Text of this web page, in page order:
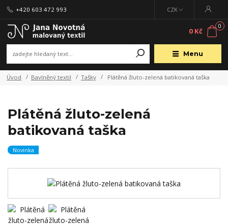
Menu
CZK
+420 603 472 993
0
0 Kč
Úvod Bavlněný textil Tašky Plátěná žluto-zelená batikovaná taška
Plátěná žluto-zelená
batikovaná taška
Novinka